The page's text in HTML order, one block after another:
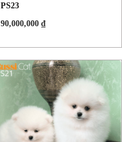
PS23
90,000,000 ₫